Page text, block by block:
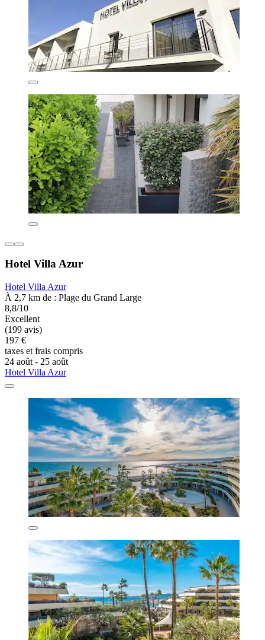
Hotel Villa Azur
Hotel Villa Azur
À 2,7 km de : Plage du Grand Large
8,8/10
Excellent
(199 avis)
197 €
taxes et frais compris
24 août - 25 août
Hotel Villa Azur